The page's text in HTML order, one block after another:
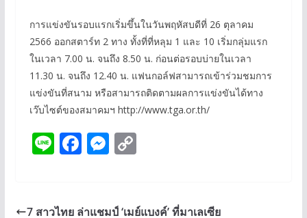
การแข่งขันรอบแรกเริ่มขึ้นในวันพฤหัสบดีที่ 26 ตุลาคม
2566 ออกสตาร์ท 2 ทาง ทั้งที่ที่หลุม 1 และ 10 เริ่มกลุ่มแรก
ในเวลา 7.00 น. จนถึง 8.50 น. ก่อนต่อรอบบ่ายในเวลา
11.30 น. จนถึง 12.40 น. แฟนกอล์ฟสามารถเข้าร่วมชมการ
แข่งขันที่สนาม หรือสามารถติดตามผลการแข่งขันได้ทาง
เว๊บไซต์ของสมาคมฯ http://www.tga.or.th/
Li F
b
M
e
C
y
7 สาวไทย ล่าแชมป์ ‘เมย์แบงค์’ ที่มาเลเซีย